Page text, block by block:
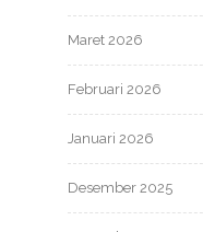
Maret 2026
Februari 2026
Januari 2026
Desember 2025